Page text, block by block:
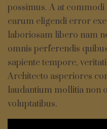
possimus. A at
earum eligendi error
laboriosam libero nam
omnis perferendis
sapiente tempore,
Architecto asperiores
laudantium mollitia non
voluptatibus.